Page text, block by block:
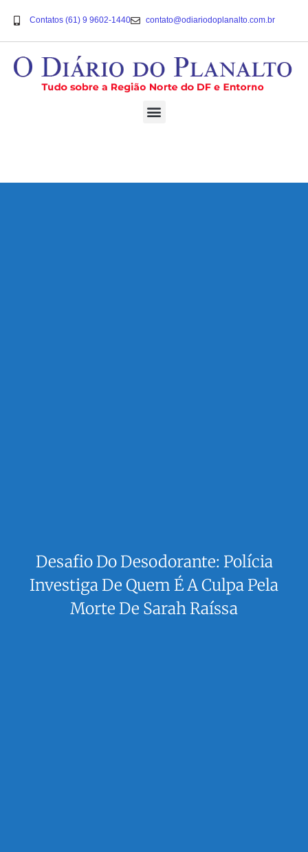
Contatos (61) 9 9602-1440 contato@odiariodoplanalto.com.br
Desafio Do Desodorante: Polícia
Investiga De Quem É A Culpa Pela
Morte De Sarah Raíssa